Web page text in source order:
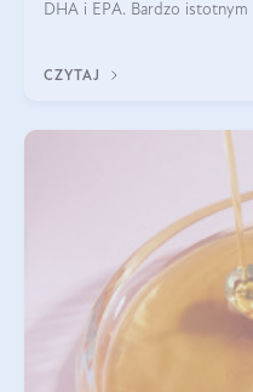
DHA i EPA. Bardzo istotnym
CZYTAJ